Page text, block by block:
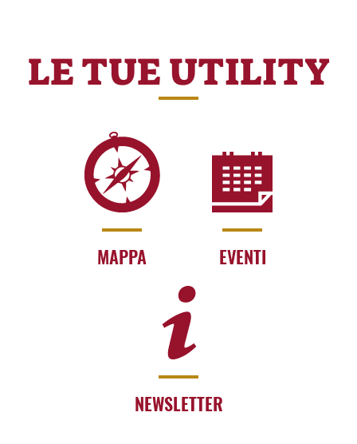
LE TUE UTILITY
MAPPA EVENTI
NEWSLETTER